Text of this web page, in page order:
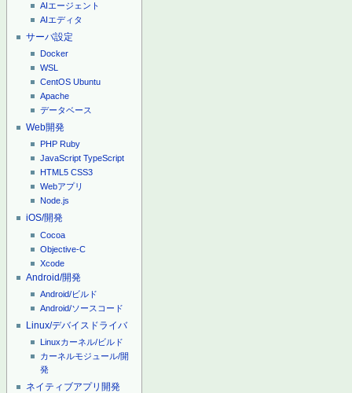
AIエージェント
AIエディタ
サーバ設定
Docker
WSL
CentOS Ubuntu
Apache
データベース
Web開発
PHP Ruby
JavaScript TypeScript
HTML5 CSS3
Webアプリ
Node.js
iOS/開発
Cocoa
Objective-C
Xcode
Android/開発
Android/ビルド
Android/ソースコード
Linux/デバイスドライバ
Linuxカーネル/ビルド
カーネルモジュール/開
発
ネイティブアプリ開発